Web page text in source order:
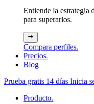
Entiende la estrategia
para superarlos.
Compara perfiles.
Precios.
Blog
Prueba gratis 14 días Inicia
Producto.